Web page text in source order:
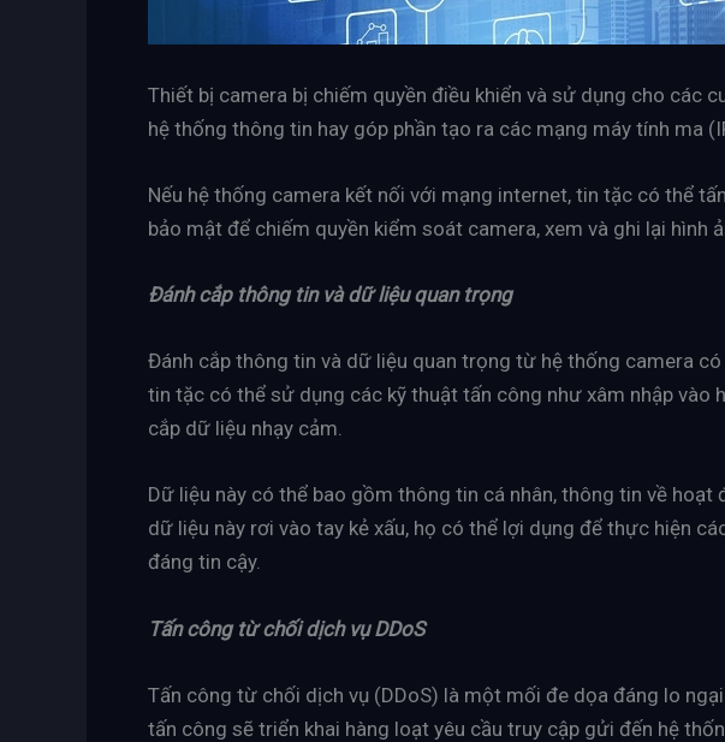
Thiết bị camera bị chiếm quyền điều khiển và sử dụng cho các
hệ thống thông tin hay góp phần tạo ra các mạng máy tính ma
Nếu hệ thống camera kết nối với mạng internet, tin tặc có thể
bảo mật để chiếm quyền kiểm soát camera, xem và ghi lại hình
Đánh cắp thông tin và dữ liệu quan trọng
Đánh cắp thông tin và dữ liệu quan trọng từ hệ thống camera
tin tặc có thể sử dụng các kỹ thuật tấn công như xâm nhập
cắp dữ liệu nhạy cảm.
Dữ liệu này có thể bao gồm thông tin cá nhân, thông tin về
dữ liệu này rơi vào tay kẻ xấu, họ có thể lợi dụng để thực hiện
đáng tin cậy.
Tấn công từ chối dịch vụ DDoS
Tấn công từ chối dịch vụ (DDoS) là một mối đe dọa đáng lo
tấn công sẽ triển khai hàng loạt yêu cầu truy cập gửi đến hệ